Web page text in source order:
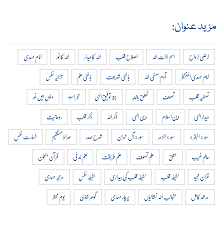
مزید عنوان:
ارضی ارواح اسم ذات اللہ اصلاح قلب اللہ کا دیدار اللہ کا نور
امام مہدی
امام مہدی المنتظر
آدم صفی اللہ باطنی شریعت باطنی علم
تزکیہ نفس
تصفیہ قلب
تصوف تعلق باللہ جثہ توفیق الہی حجر اسود
دلوں میں نور
دیدار الہی
دین اسلام دین الہی ذکر اللہ ذکر قلب
روحانیت
سورة البقرة
سورة الزمر سورة آل عمران شرح صدر صراط مستقیم
طہارت نفس
عالم غیب
عشق علم تصوف علم طریقت علم لدنی
قرآن مکنون
قران مجید
لطیفہ قلب لطیفہ قلب کی بیداری لطیفہ نفس
مرتبہ مہدی
مرشد کامل
منجانب اللہ نشانیاں پرچار مہدی گوھر شاہی یوم محشر